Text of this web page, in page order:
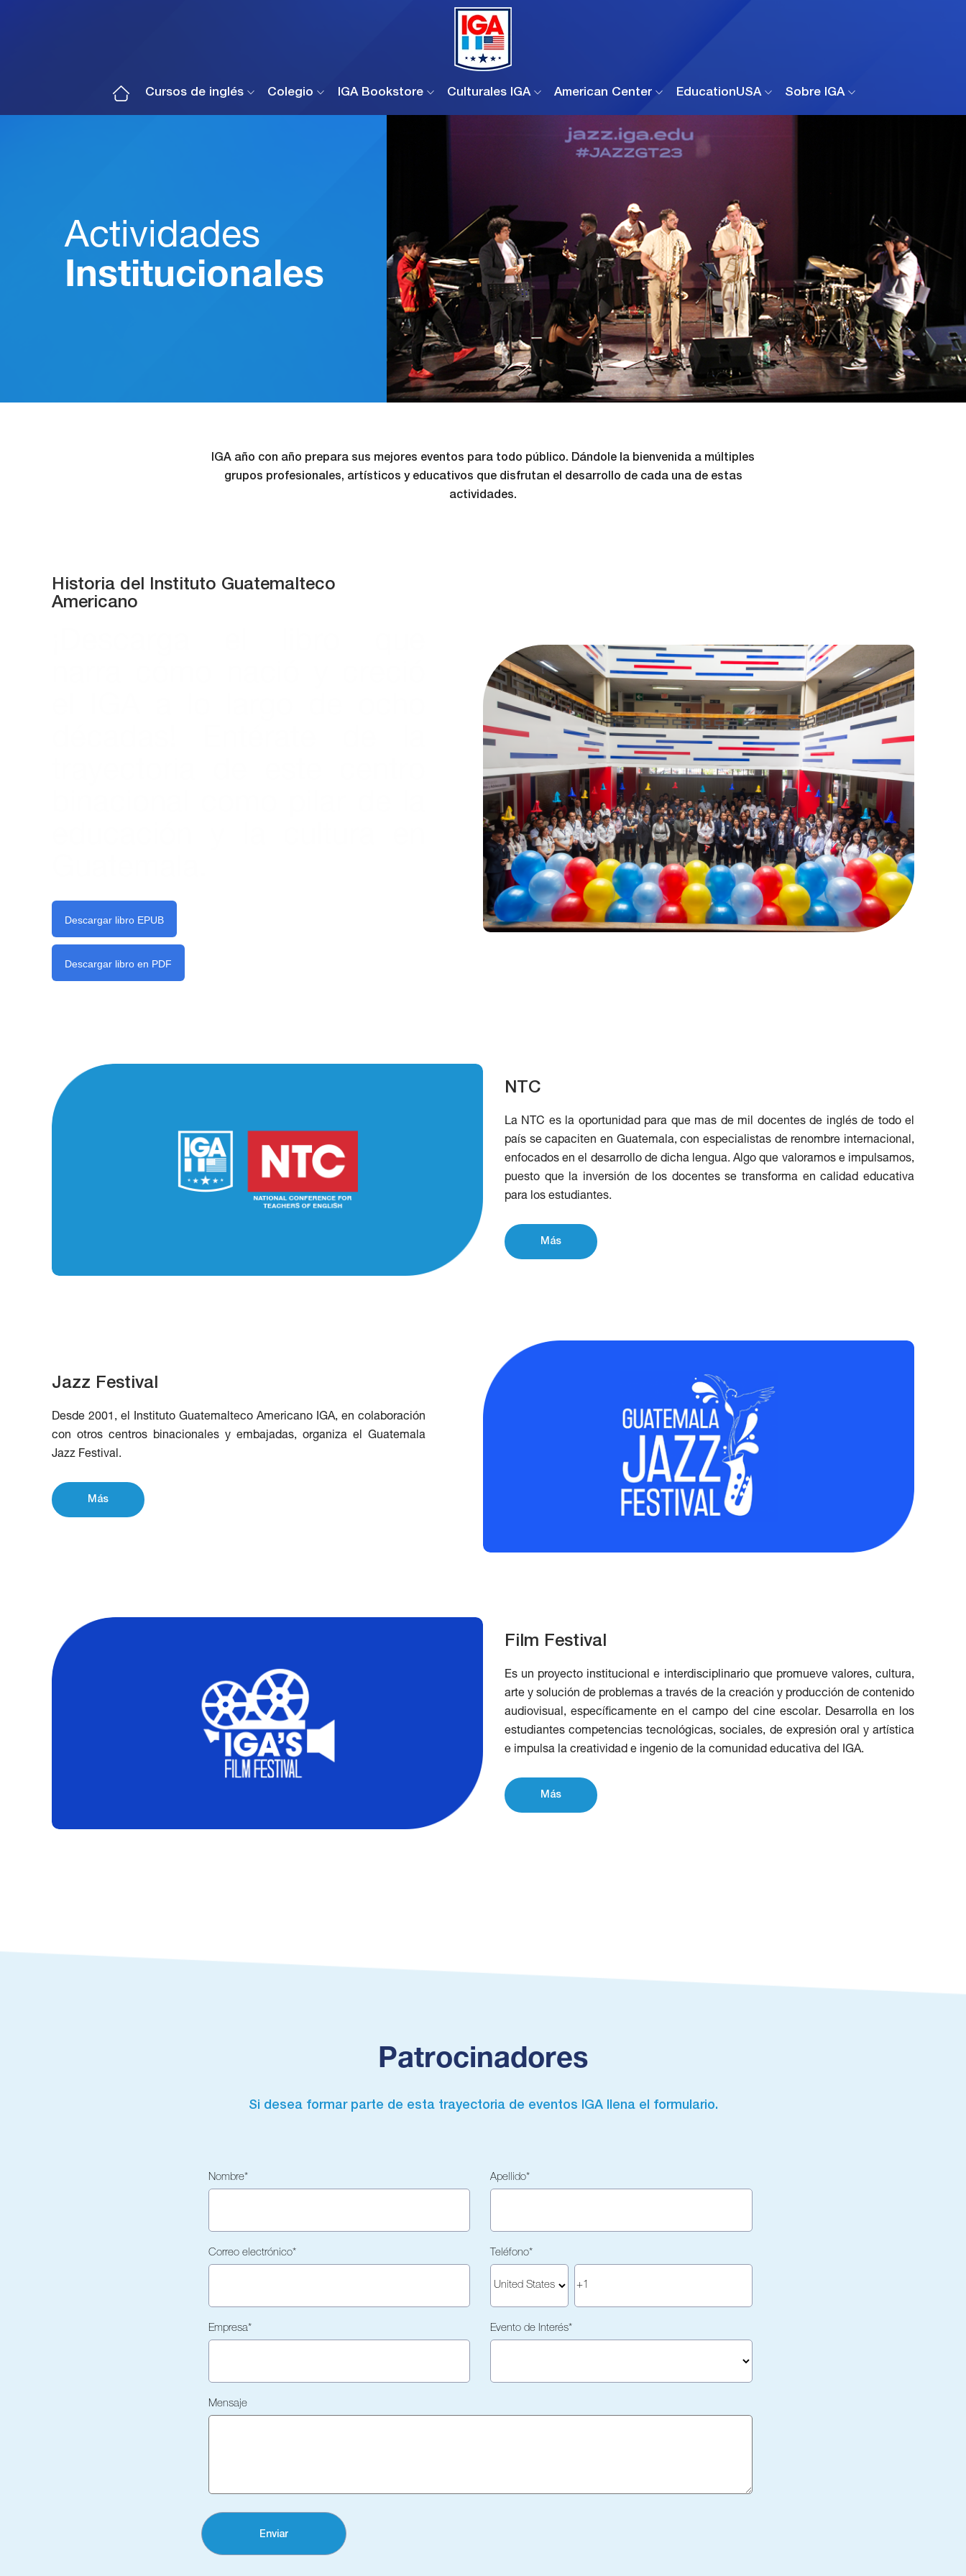
Cursos de inglés Colegio IGA Bookstore Culturales IGA American Center EducationUSA Sobre IGA
Actividades
Institucionales
IGA año con año prepara sus mejores eventos para todo público. Dándole la bienvenida a múltiples
grupos profesionales, artísticos y educativos que disfrutan el desarrollo de cada una de estas
actividades.
Historia del Instituto Guatemalteco
Americano
Descargar libro EPUB
Descargar libro en PDF
NTC
La NTC es la oportunidad para que mas de mil docentes de inglés de todo el
país se capaciten en Guatemala, con especialistas de renombre internacional,
enfocados en el desarrollo de dicha lengua. Algo que valoramos e impulsamos,
puesto que la inversión de los docentes se transforma en calidad educativa
para los estudiantes.
Más
Jazz Festival
Desde 2001, el Instituto Guatemalteco Americano IGA, en colaboración
con otros centros binacionales y embajadas, organiza el Guatemala
Jazz Festival.
Más
Film Festival
Es un proyecto institucional e interdisciplinario que promueve valores, cultura,
arte y solución de problemas a través de la creación y producción de contenido
audiovisual, específicamente en el campo del cine escolar. Desarrolla en los
estudiantes competencias tecnológicas, sociales, de expresión oral y artística
e impulsa la creatividad e ingenio de la comunidad educativa del IGA.
Más
Patrocinadores
Si desea formar parte de esta trayectoria de eventos IGA llena el formulario.
Nombre* Apellido*
Correo electrónico* Teléfono*
Empresa* Evento de Interés*
Mensaje